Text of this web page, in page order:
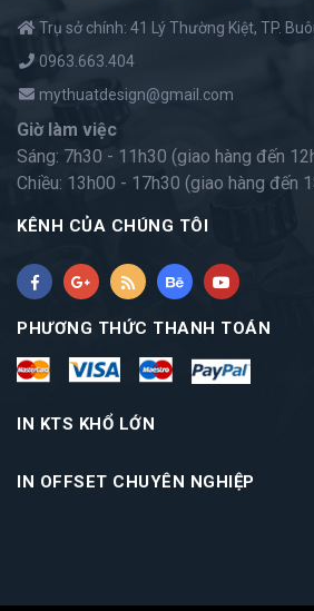
Trụ sở chính: 41 Lý Thường Kiệt, TP.
0963.663.404
mythuatdesign@gmail.com
Giờ làm việc
Sáng: 7h30 - 11h30 (giao hàng đến
Chiều: 13h00 - 17h30 (giao hàng đến
KÊNH CỦA CHÚNG TÔI
PHƯƠNG THỨC THANH TOÁN
IN KTS KHỔ LỚN
IN OFFSET CHUYÊN NGHIỆP